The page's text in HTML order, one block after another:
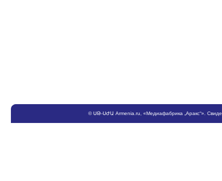
©ՍԹ-ՍԺԱ Armenia.ru , «Медиафабрика „Аракс“».